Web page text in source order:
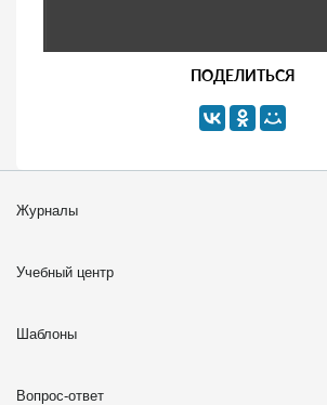
ПОДЕЛИТЬСЯ
Журналы
Учебный центр
Шаблоны
Вопрос-ответ